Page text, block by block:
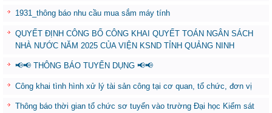
1931_thông báo nhu cầu mua sắm máy tính
QUYẾT ĐỊNH CÔNG BỐ CÔNG KHAI QUYẾT TOÁN NGÂN SÁCH
NHÀ NƯỚC NĂM 2025 CỦA VIỆN KSND TỈNH QUẢNG NINH
📢📢 THÔNG BÁO TUYỂN DỤNG 📢📢
Công khai tình hình xử lý tài sản công tại cơ quan, tổ chức, đơn vị
Thông báo thời gian tổ chức sơ tuyển vào trường Đại học Kiểm sát